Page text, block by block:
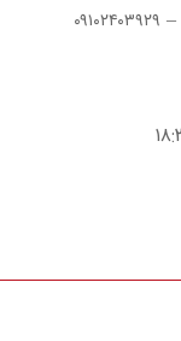
– ۰۹۱۰۲۴۰۳۹۲۹